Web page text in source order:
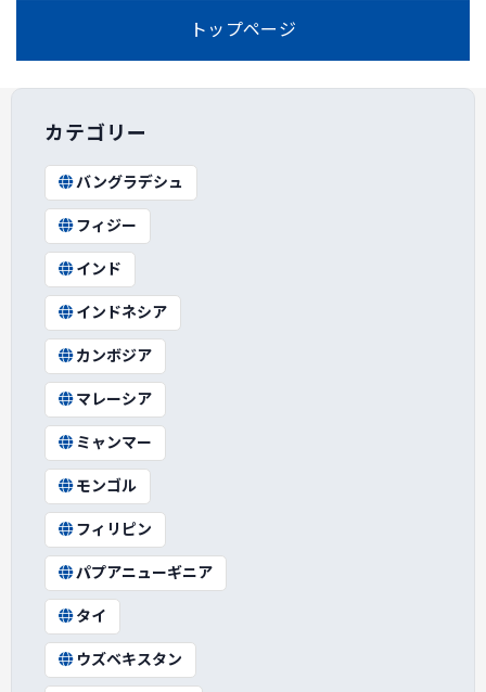
トップページ
カテゴリー
バングラデシュ
フィジー
インド
インドネシア
カンボジア
マレーシア
ミャンマー
モンゴル
フィリピン
パプアニューギニア
タイ
ウズベキスタン